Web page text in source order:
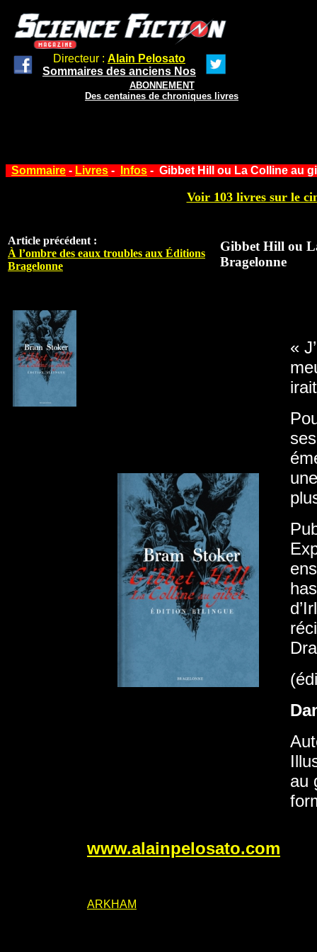
Directeur : Alain Pelosato
Sommaires des anciens Nos
ABONNEMENT
Des centaines de chroniques livres
Sommaire - Livres - Infos - Gibbet Hill ou La Colline au
Voir 103 livres sur le
Article précédent :
À l’ombre des eaux troubles aux Éditions
Bragelonne
Gibbet Hill ou
Bragelonne
«
au
www.alainpelosato.com
ARKHAM